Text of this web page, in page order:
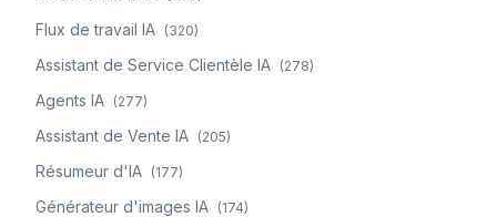
Flux de travail IA (320)
Assistant de Service Clientèle IA (278)
Agents IA (277)
Assistant de Vente IA (205)
Résumeur d'IA (177)
Générateur d'images IA (174)